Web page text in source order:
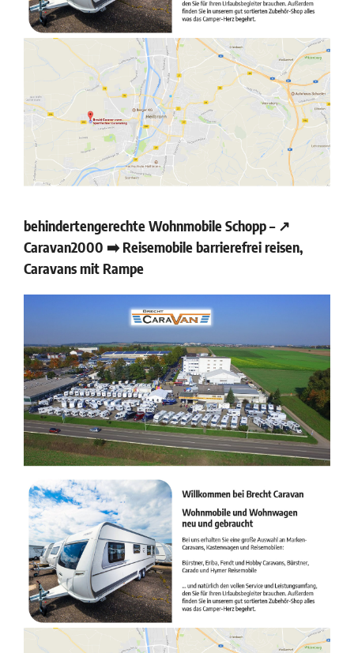
behindertengerechte Wohnmobile Schopp – ↗️
Caravan2000 ➡️ Reisemobile barrierefrei reisen,
Caravans mit Rampe